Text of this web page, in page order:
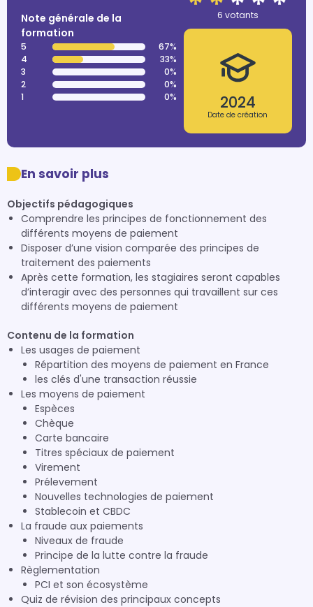
Note générale de la
formation
5
67%
4
33%
3
0%
2
0%
1
0%
6 votants
2024
Date de création
En savoir plus
Objectifs pédagogiques
Comprendre les principes de fonctionnement des
différents moyens de paiement
Disposer d’une vision comparée des principes de
traitement des paiements
Après cette formation, les stagiaires seront capables
d’interagir avec des personnes qui travaillent sur ces
différents moyens de paiement
Contenu de la formation
Les usages de paiement
Répartition des moyens de paiement en France
les clés d'une transaction réussie
Les moyens de paiement
Espèces
Chèque
Carte bancaire
Titres spéciaux de paiement
Virement
Prélevement
Nouvelles technologies de paiement
Stablecoin et CBDC
La fraude aux paiements
Niveaux de fraude
Principe de la lutte contre la fraude
Règlementation
PCI et son écosystème
Quiz de révision des principaux concepts